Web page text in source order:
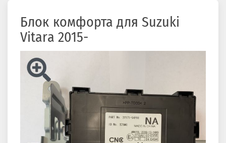
Блок комфорта для Suzuki
Vitara 2015-